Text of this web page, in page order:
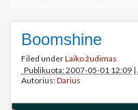
Boomshine
Filed underLaiko žudimas
Publikuota: 2007-05-01 12:09 |
Autorius:Darius